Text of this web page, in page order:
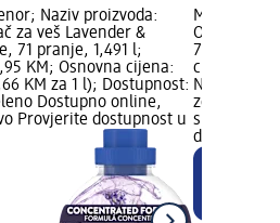
Naziv proizvoda:
za veš Lavender &
71 pranje, 1,491 l;
KM; Osnovna cijena:
KM za 1 l); Dostupnost:
Dostupno online,
Provjerite dostupnost u
Marka:
Omekšivač
750 ml;
cijena: 750
Novo
zeleno
sivo
dm trgovini